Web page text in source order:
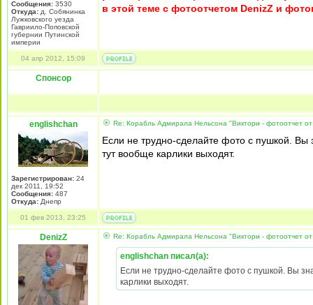
Сообщения: 3530
Откуда: д. Собянинка
Лужковского уезда
Гавриило-Поповской
губернии Путинской
империи
в этой теме с фотоотчетом DenizZ и
04 апр 2012, 15:09
Спонсор
englishchan
Зарегистрирован: 24
дек 2011, 19:52
Сообщения: 487
Откуда: Днепр
Re: Корабль Адмирала Нельсона "Виктори - фотоотчет от
Если не трудно-сделайте фото с пушкой. Вы
тут вообще карлики выходят.
01 фев 2013, 23:25
DenizZ Re: Корабль Адмирала Нельсона "Виктори - фотоотчет от
englishchan писал(а):
Если не трудно-сделайте фото с пушкой. Вы
карлики выходят.